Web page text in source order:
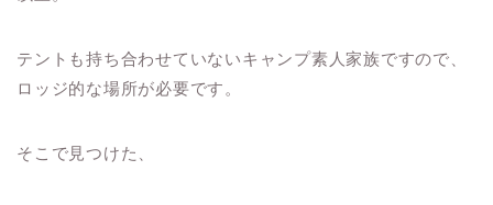
テントも持ち合わせていないキャンプ素人家族ですので、
ロッジ的な場所が必要です。
そこで見つけた、